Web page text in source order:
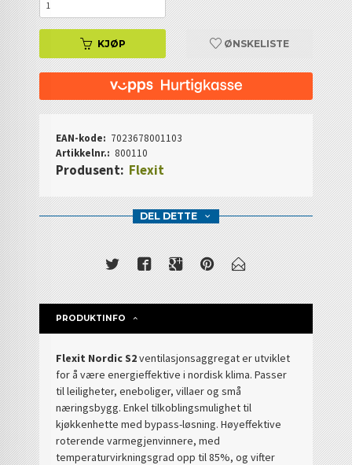
KJØP ØNSKELISTE
EAN-kode: 7023678001103
Artikkelnr.: 800110
Produsent: Flexit
DEL DETTE
PRODUKTINFO
Flexit Nordic S2ventilasjonsaggregat er utviklet
for å være energieffektive i nordisk klima. Passer
til leiligheter, eneboliger, villaer og små
næringsbygg. Enkel tilkoblingsmulighet til
kjøkkenhette med bypass-løsning. Høyeffektive
roterende varmegjenvinnere, med
temperaturvirkningsgrad opp til 85%, og vifter